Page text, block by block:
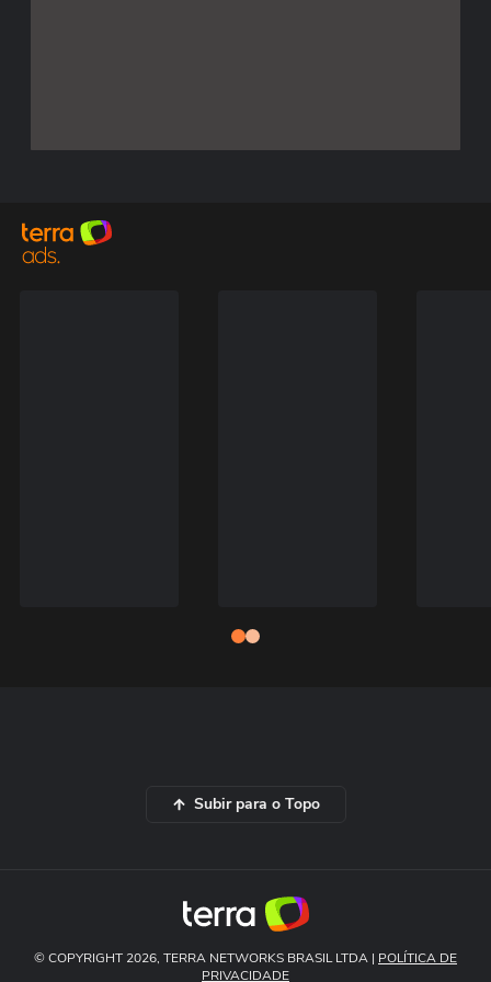
Subir para o Topo
© COPYRIGHT 2026, TERRA NETWORKS BRASIL LTDA | POLÍTICA DE
PRIVACIDADE